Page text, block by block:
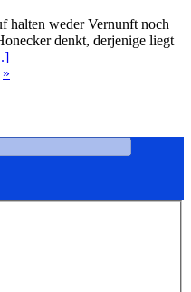
halten weder Vernunft noch
denkt, derjenige liegt
»